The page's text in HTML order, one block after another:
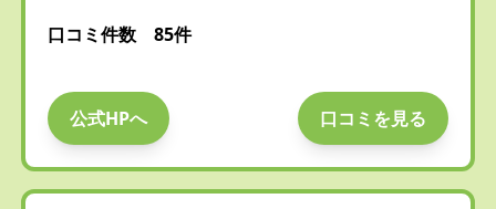
口コミ件数 85件
公式HPへ 口コミを見る